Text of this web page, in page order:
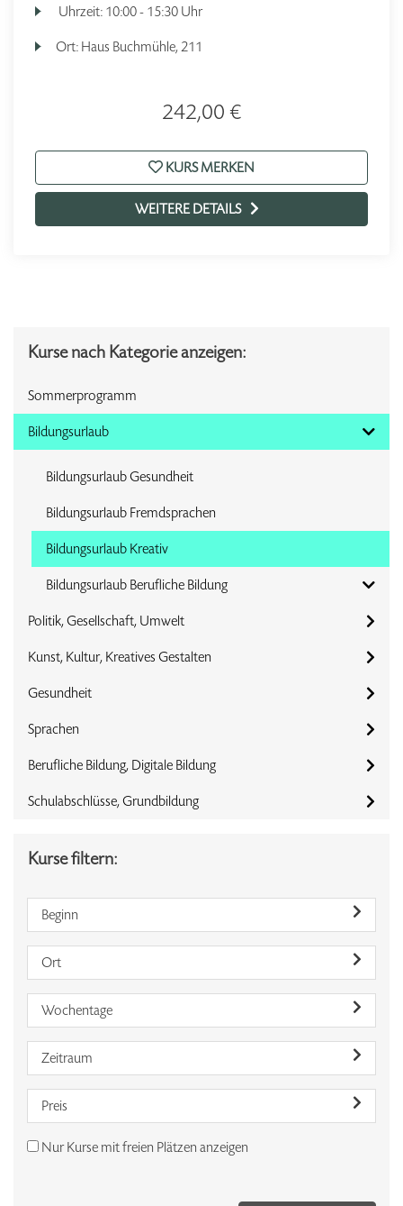
Uhrzeit: 10:00 - 15:30 Uhr
Ort: Haus Buchmühle, 211
242,00 €
KURS MERKEN
WEITERE DETAILS
Kurse nach Kategorie anzeigen:
Sommerprogramm
Bildungsurlaub
Bildungsurlaub Gesundheit
Bildungsurlaub Fremdsprachen
Bildungsurlaub Kreativ
Bildungsurlaub Berufliche Bildung
Politik, Gesellschaft, Umwelt
Kunst, Kultur, Kreatives Gestalten
Gesundheit
Sprachen
Berufliche Bildung, Digitale Bildung
Schulabschlüsse, Grundbildung
Kurse filtern:
Beginn
Ort
Wochentage
Zeitraum
Preis
Nur Kurse mit freien Plätzen anzeigen